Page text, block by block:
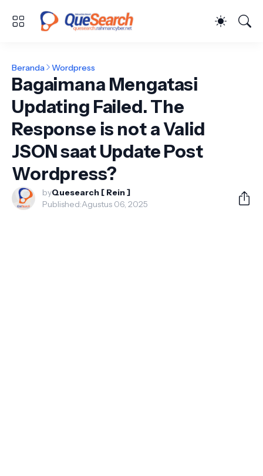
Beranda Wordpress
Bagaimana Mengatasi
Updating Failed. The
Response is not a Valid
JSON saat Update Post
Wordpress?
byQuesearch [ Rein ]
Published:Agustus 06, 2025